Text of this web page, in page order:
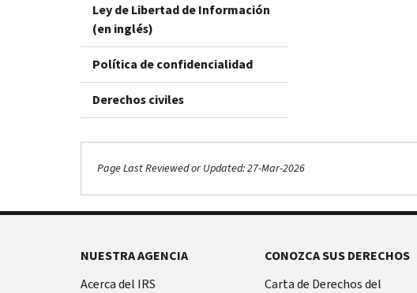
Ley de Libertad de Información
(en inglés)
Política de confidencialidad
Derechos civiles
Page Last Reviewed or Updated: 27-Mar-2026
NUESTRA AGENCIA
Acerca del IRS
CONOZCA SUS DERECHOS
Carta de Derechos del